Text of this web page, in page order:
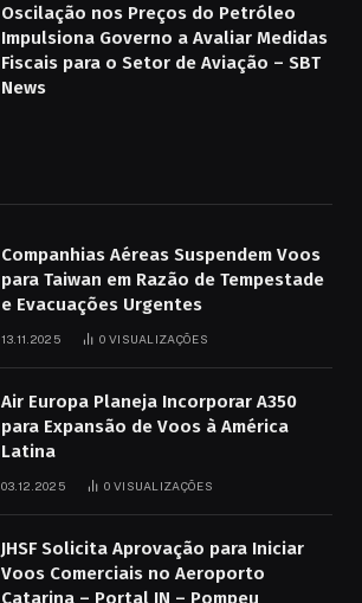
Oscilação nos Preços do Petróleo
Impulsiona Governo a Avaliar Medidas
Fiscais para o Setor de Aviação – SBT
News
Companhias Aéreas Suspendem Voos
para Taiwan em Razão de Tempestade
e Evacuações Urgentes
13.11.2025 0 VISUALIZAÇÕES
Air Europa Planeja Incorporar A350
para Expansão de Voos à América
Latina
03.12.2025 0 VISUALIZAÇÕES
JHSF Solicita Aprovação para Iniciar
Voos Comerciais no Aeroporto
Catarina – Portal IN – Pompeu